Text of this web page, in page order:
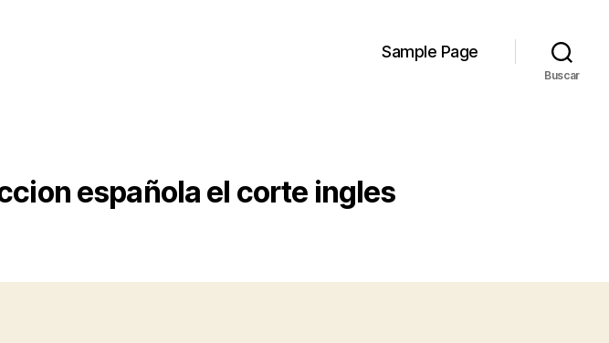
Sample Page
Buscar
española el corte ingles